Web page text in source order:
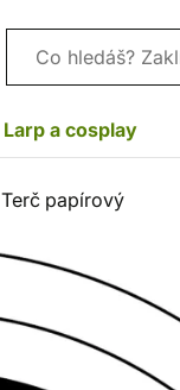
Vyhledávání
Larp a cosplay
Terč papírový